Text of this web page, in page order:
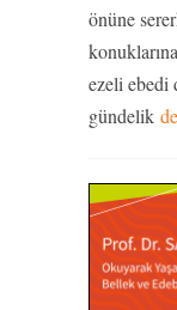
önüne
ezeli ebedi
gündelik